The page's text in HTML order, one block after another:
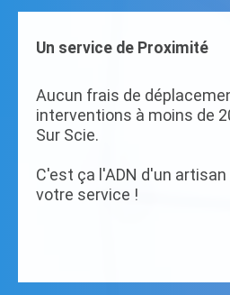
Un service de Proximité
Aucun frais de
interventions à moins de
Sur Scie.
C'est ça l'ADN d'un
votre service !